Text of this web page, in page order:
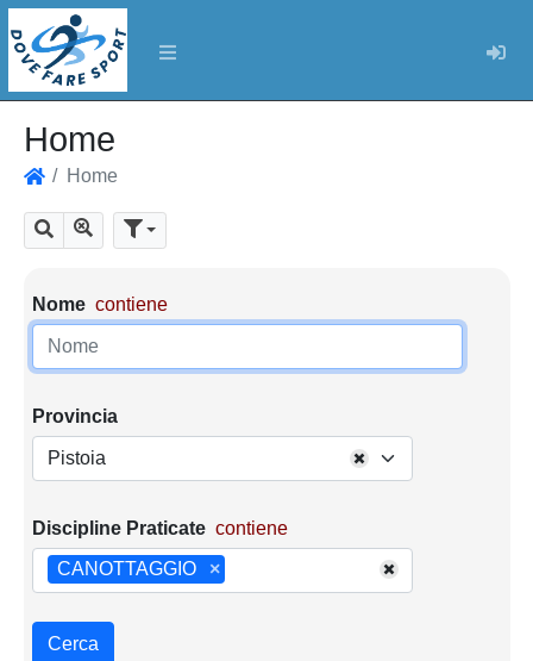
Home
Home
Cerca Mostra tutti i risultati
Parametri di ricerca
Nome contiene
Provincia
Pistoia
Discipline Praticate contiene
×
CANOTTAGGIO
Cerca